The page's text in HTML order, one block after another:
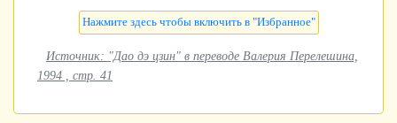
Источник: "Дао дэ цзин" в переводе Валерия Перелешина,
1994 , стр. 41